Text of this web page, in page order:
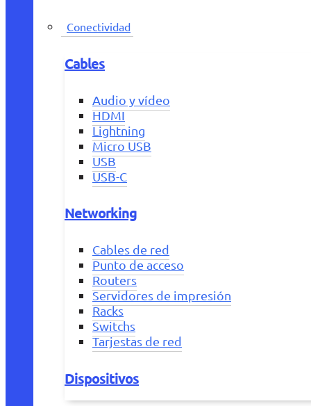
Conectividad
Cables
Audio y vídeo
HDMI
Lightning
Micro USB
USB
USB-C
Networking
Cables de red
Punto de acceso
Routers
Servidores de impresión
Racks
Switchs
Tarjestas de red
Dispositivos